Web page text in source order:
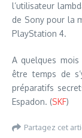
l’utilisateur
de Sony pour la
PlayStation 4.
A quelques
être temps de
préparatifs
Espadon. (SKF)
Partagez cet